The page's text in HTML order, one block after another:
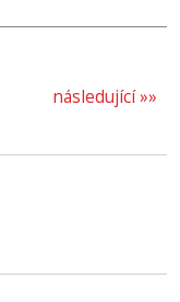
následující »»